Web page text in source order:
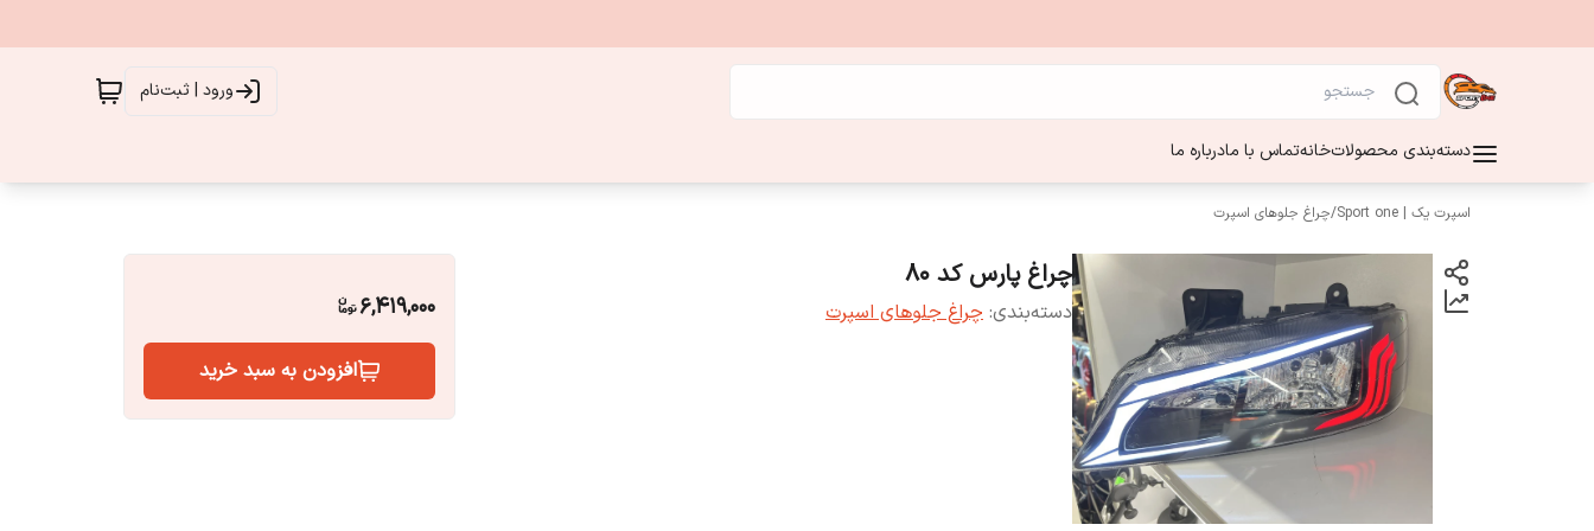
ورود | ثبت‌نام
دسته‌بندی محصولاتخانهتماس با مادرباره ما
اسپرت یک | Sport one /چراغ جلوهای اسپرت
چراغ پارس کد 80
دسته‌بندی: چراغ جلوهای اسپرت 6,419,000
افزودن به سبد خرید